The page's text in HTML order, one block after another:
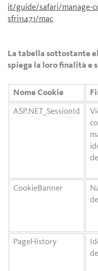
it/guide/safari/manage-
sfri11471/mac
La tabella sottostante
spiega la loro finalità e
Nome Cookie
ASP.NET_SessionId
CookieBanner
PageHistory